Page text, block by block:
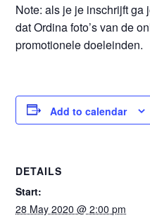
Note: als je je inschrijft ga
dat Ordina foto’s van de
promotionele doeleinden.
Add to calendar
DETAILS
Start:
28 May 2020 @ 2:00 pm